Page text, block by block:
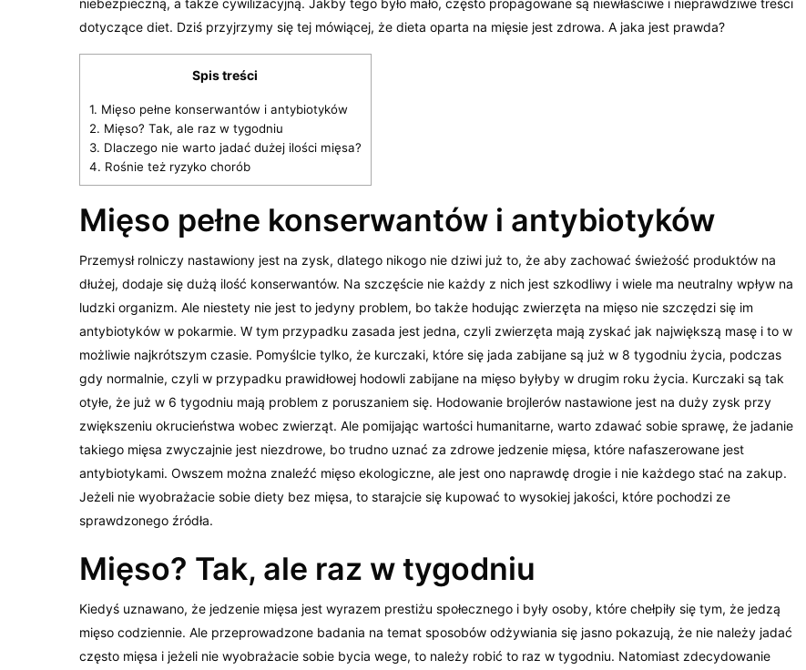
niebezpieczną, a także cywilizacyjną. Jakby tego było mało, często propagowane są niewłaściwe i nieprawdziwe treści
dotyczące diet. Dziś przyjrzymy się tej mówiącej, że dieta oparta na mięsie jest zdrowa. A jaka jest prawda?
Spis treści
1. Mięso pełne konserwantów i antybiotyków
2. Mięso? Tak, ale raz w tygodniu
3. Dlaczego nie warto jadać dużej ilości mięsa?
4. Rośnie też ryzyko chorób
Mięso pełne konserwantów i antybiotyków
Przemysł rolniczy nastawiony jest na zysk, dlatego nikogo nie dziwi już to, że aby zachować świeżość produktów na
dłużej, dodaje się dużą ilość konserwantów. Na szczęście nie każdy z nich jest szkodliwy i wiele ma neutralny wpływ na
ludzki organizm. Ale niestety nie jest to jedyny problem, bo także hodując zwierzęta na mięso nie szczędzi się im
antybiotyków w pokarmie. W tym przypadku zasada jest jedna, czyli zwierzęta mają zyskać jak największą masę i to w
możliwie najkrótszym czasie. Pomyślcie tylko, że kurczaki, które się jada zabijane są już w 8 tygodniu życia, podczas
gdy normalnie, czyli w przypadku prawidłowej hodowli zabijane na mięso byłyby w drugim roku życia. Kurczaki są tak
otyłe, że już w 6 tygodniu mają problem z poruszaniem się. Hodowanie brojlerów nastawione jest na duży zysk przy
zwiększeniu okrucieństwa wobec zwierząt. Ale pomijając wartości humanitarne, warto zdawać sobie sprawę, że jadanie
takiego mięsa zwyczajnie jest niezdrowe, bo trudno uznać za zdrowe jedzenie mięsa, które nafaszerowane jest
antybiotykami. Owszem można znaleźć mięso ekologiczne, ale jest ono naprawdę drogie i nie każdego stać na zakup.
Jeżeli nie wyobrażacie sobie diety bez mięsa, to starajcie się kupować to wysokiej jakości, które pochodzi ze
sprawdzonego źródła.
Mięso? Tak, ale raz w tygodniu
Kiedyś uznawano, że jedzenie mięsa jest wyrazem prestiżu społecznego i były osoby, które chełpiły się tym, że jedzą
mięso codziennie. Ale przeprowadzone badania na temat sposobów odżywiania się jasno pokazują, że nie należy jadać
często mięsa i jeżeli nie wyobrażacie sobie bycia wege, to należy robić to raz w tygodniu. Natomiast zdecydowanie